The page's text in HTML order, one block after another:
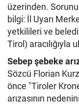
üzerinden.
bilgi: İl Uyarı
yetkilileri ve
Tirol) aracılığıyla
Sebep şebeke
Sözcü Florian
önce "Tiroler
arızasının